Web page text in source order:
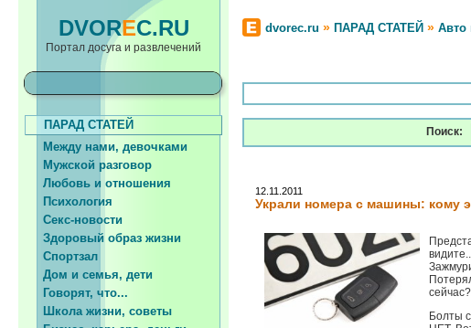
DVOREC.RU
Портал досуга и развлечений
dvorec.ru » ПАРАД СТАТЕЙ » Авто
ПАРАД СТАТЕЙ
Между нами, девочками
Мужской разговор
Любовь и отношения
Психология
Секс-новости
Здоровый образ жизни
Спортзал
Дом и семья, дети
Говорят, что...
Школа жизни, советы
Поиск:
12.11.2011
Украли номера с машины: кому
сейчас?
Болты